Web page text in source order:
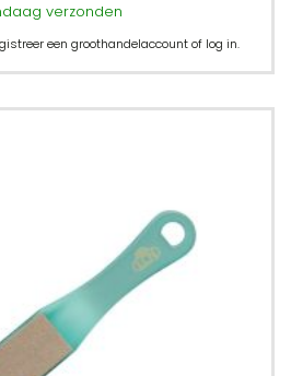
verzonden
een groothandelaccount of log in.